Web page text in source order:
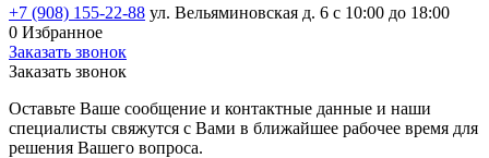
+7 (908) 155-22-88 ул. Вельяминовская д. 6 с 10:00 до 18:00
0 Избранное
Заказать звонок
Заказать звонок
Оставьте Ваше сообщение и контактные данные и наши
специалисты свяжутся с Вами в ближайшее рабочее время для
решения Вашего вопроса.